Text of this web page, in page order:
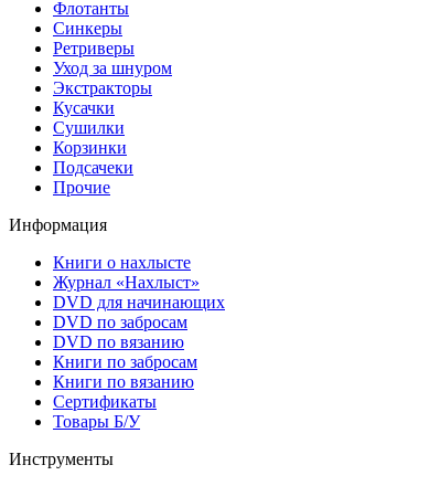
Флотанты
Синкеры
Ретриверы
Уход за шнуром
Экстракторы
Кусачки
Сушилки
Корзинки
Подсачеки
Прочие
Информация
Книги о нахлысте
Журнал «Нахлыст»
DVD для начинающих
DVD по забросам
DVD по вязанию
Книги по забросам
Книги по вязанию
Cертификаты
Товары Б/У
Инструменты